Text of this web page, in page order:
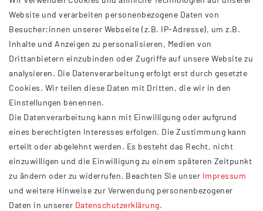
INFORMATIONEN
AGB
Impressum
Datenschutzerklärung
Widerrufsrecht
Barrierefreiheit
Service
Website und verarbeiten personenbezogene Daten von
Besucher:innen unserer Webseite (z.B. IP-Adresse), um z.B.
Inhalte und Anzeigen zu personalisieren, Medien von
Drittanbietern einzubinden oder Zugriffe auf unsere Website zu
analysieren. Die Datenverarbeitung erfolgt erst durch gesetzte
Cookies. Wir teilen diese Daten mit Dritten, die wir in den
Einstellungen benennen.
Die Datenverarbeitung kann mit Einwilligung oder aufgrund
eines berechtigten Interesses erfolgen. Die Zustimmung kann
erteilt oder abgelehnt werden. Es besteht das Recht, nicht
einzuwilligen und die Einwilligung zu einem späteren Zeitpunkt
zu ändern oder zu widerrufen. Beachten Sie unser Impressum
und weitere Hinweise zur Verwendung personenbezogener
Daten in unserer Daten­schutz­erklärung.